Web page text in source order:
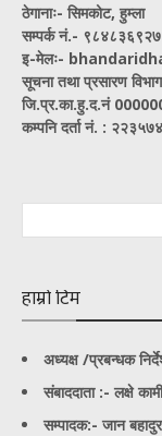
ठेगानाः- सिमकोट, हुम्ला
सम्पर्क नं‍.-
इ-मेलः-
सूचना तथा प्रसारण
जि.प्र.का.हु.द.नं
कम्पनि दर्ता नं. :
हाम्रो टिम
अध्यक्ष /प्रबन्धक
संबाददाता :- लक्षे कामी
सम्पादक:- जान